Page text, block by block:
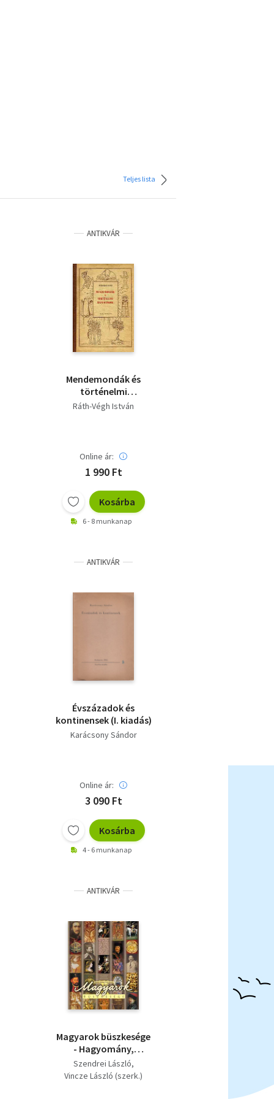
Teljes lista
ANTIKVÁR
Mendemondák és
történelmi
hazugságok
Ráth-Végh István
Online ár:
1 990 Ft
Kosárba
6 - 8 munkanap
ANTIKVÁR
Évszázadok és
kontinensek (I. kiadás)
Karácsony Sándor
Online ár:
3 090 Ft
Kosárba
4 - 6 munkanap
ANTIKVÁR
Magyarok büszkesége
- Hagyomány,
Hősiesség, Jeles eleink
Szendrei László
Vincze László (szerk.)